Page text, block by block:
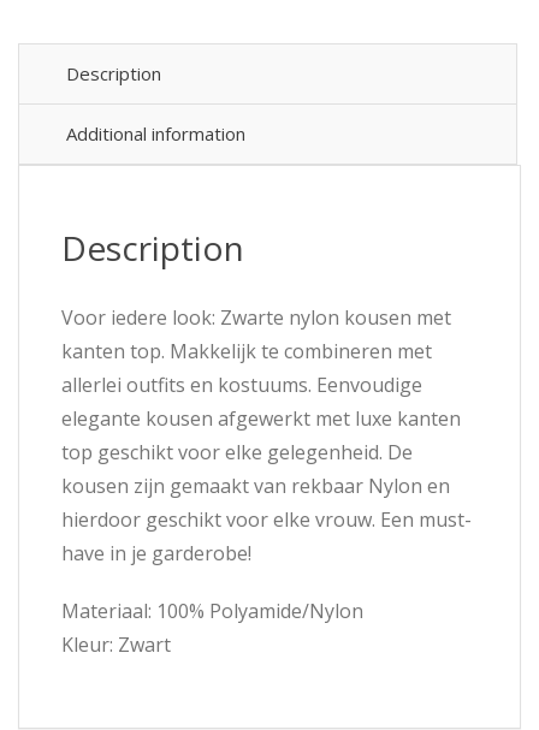
Description
Additional information
Description
Voor iedere look: Zwarte nylon kousen met
kanten top. Makkelijk te combineren met
allerlei outfits en kostuums. Eenvoudige
elegante kousen afgewerkt met luxe kanten
top geschikt voor elke gelegenheid. De
kousen zijn gemaakt van rekbaar Nylon en
hierdoor geschikt voor elke vrouw. Een must-
have in je garderobe!
Materiaal: 100% Polyamide/Nylon
Kleur: Zwart